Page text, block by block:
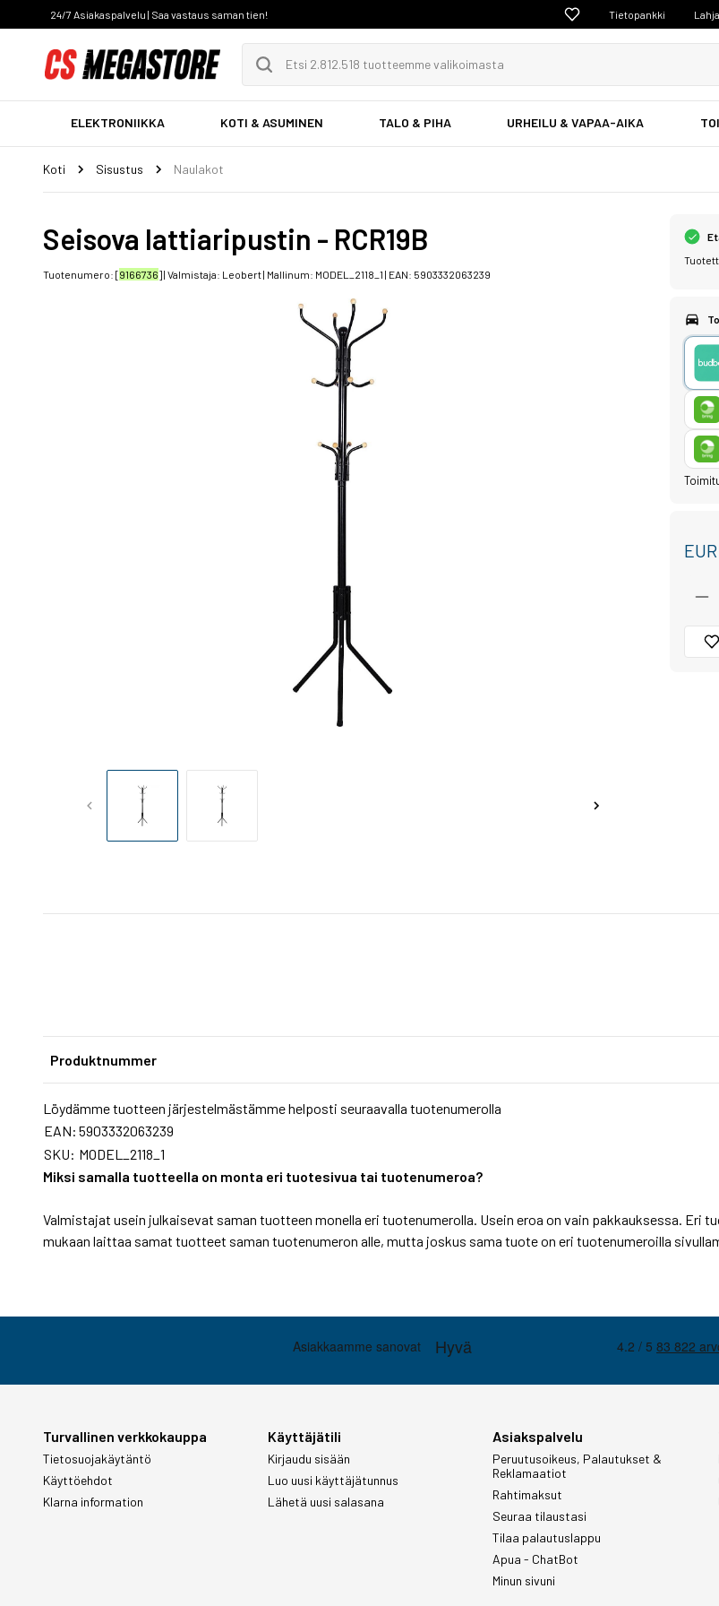
24/7 Asiakaspalvelu | Saa vastaus saman tien! Tietopankki
ELEKTRONIIKKA KOTI & ASUMINEN TALO & PIHA URHEILU & VAPAA-AIKA
Koti Sisustus Naulakot
Seisova lattiaripustin - RCR19B
Tuotenumero: [9166736] | Valmistaja: Leobert| Mallinum: MODEL_2118_1 | EAN: 5903332063239
EUR
Produktnummer
Löydämme tuotteen järjestelmästämme helposti seuraavalla tuotenumerolla
EAN: 5903332063239
SKU: MODEL_2118_1
Miksi samalla tuotteella on monta eri tuotesivua tai tuotenumeroa?
Valmistajat usein julkaisevat saman tuotteen monella eri tuotenumerolla. Usein eroa on vain pakkauksessa. Eri
mukaan laittaa samat tuotteet saman tuotenumeron alle, mutta joskus sama tuote on eri tuotenumeroilla
Turvallinen verkkokauppa
Tietosuojakäytäntö
Käyttöehdot
Klarna information
Käyttäjätili
Kirjaudu sisään
Luo uusi käyttäjätunnus
Lähetä uusi salasana
Asiakspalvelu
Peruutusoikeus, Palautukset &
Reklamaatiot
Rahtimaksut
Seuraa tilaustasi
Tilaa palautuslappu
Apua - ChatBot
Minun sivuni